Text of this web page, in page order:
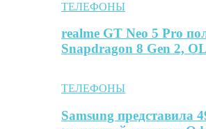
ТЕЛЕФОНЫ
realme GT Neo 5 Pro
Snapdragon 8 Gen 2,
ТЕЛЕФОНЫ
Samsung представила